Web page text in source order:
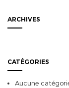
ARCHIVES
CATÉGORIES
Aucune